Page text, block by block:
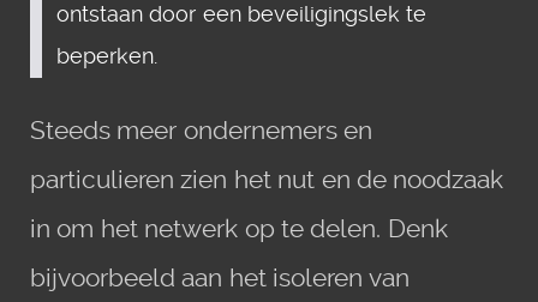
ontstaan door een beveiligingslek te
beperken.
Steeds meer ondernemers en
particulieren zien het nut en de noodzaak
in om het netwerk op te delen. Denk
bijvoorbeeld aan het isoleren van